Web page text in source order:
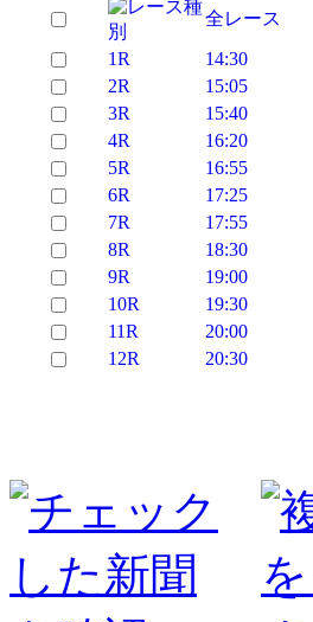
全レース
1R
14:30
2R
15:05
3R
15:40
4R
16:20
5R
16:55
6R
17:25
7R
17:55
8R
18:30
9R
19:00
10R
19:30
11R
20:00
12R
20:30